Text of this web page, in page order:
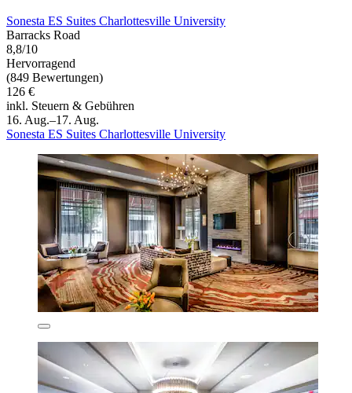
Sonesta ES Suites Charlottesville University
Barracks Road
8,8/10
Hervorragend
(849 Bewertungen)
126 €
inkl. Steuern & Gebühren
16. Aug.–17. Aug.
Sonesta ES Suites Charlottesville University